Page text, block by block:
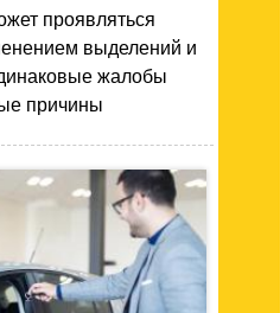
проявляться
выделений и
жалобы
причины